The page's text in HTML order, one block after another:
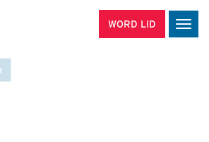
WORD LID